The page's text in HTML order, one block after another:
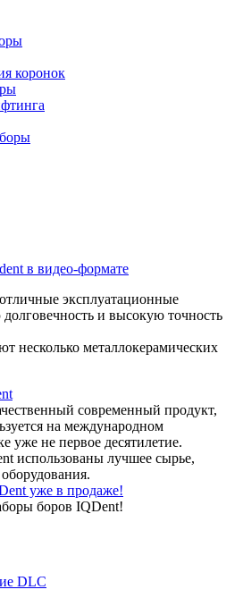
коронок
в видео-формате
эксплуатационные
и высокую точность
несколько металлокерамических
современный продукт,
на международном
уже не первое десятилетие.
использованы лучшее сырье,
уже в продаже!
боров IQDent!
DLC